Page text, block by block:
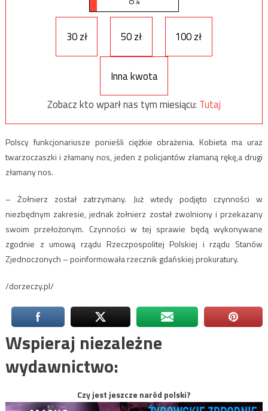
30 zł 50 zł 100 zł
Inna kwota
Zobacz kto wparł nas tym miesiącu: Tutaj
Polscy funkcjonariusze ponieśli ciężkie obrażenia. Kobieta ma uraz
twarzoczaszki i złamany nos, jeden z policjantów złamaną rękę,a drugi
złamany nos.
– Żołnierz został zatrzymany. Już wtedy podjęto czynności w
niezbędnym zakresie, jednak żołnierz został zwolniony i przekazany
swoim przełożonym. Czynności w tej sprawie będą wykonywane
zgodnie z umową rządu Rzeczpospolitej Polskiej i rządu Stanów
Zjednoczonych – poinformowała rzecznik gdańskiej prokuratury.
/dorzeczy.pl/
Wspieraj niezależne
wydawnictwo:
Czy jest jeszcze naród polski?